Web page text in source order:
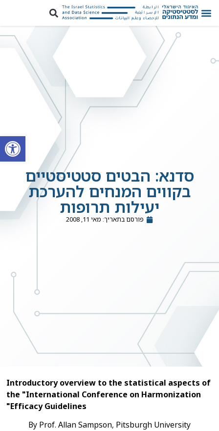
פתח
סדנא: הבטים סטטיסטיים
בקווים המנחים להערכת
יעילות תרופות
פורסם בתאריך: מאי 11, 2008
Introductory overview to the statistical aspects of
the "International Conference on Harmonization
Efficacy Guidelines"
By Prof. Allan Sampson, Pitsburgh University